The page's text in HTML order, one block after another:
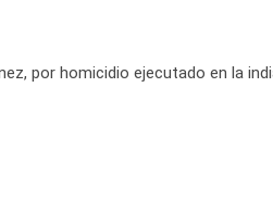
por homicidio ejecutado en la